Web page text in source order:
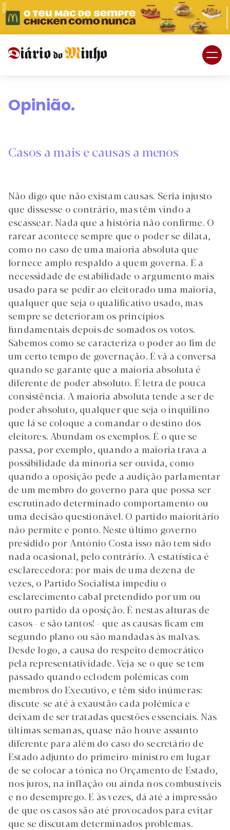
PUB.
Braga
Internacional
Login
Subscreva DM
Opinião.
Casos a mais e causas a menos
Não digo que não existam causas. Seria injusto
que dissesse o contrário, mas têm vindo a
escassear. Nada que a história não confirme. O
rarear acontece sempre que o poder se dilata,
como no caso de uma maioria absoluta que
fornece amplo respaldo a quem governa. É a
necessidade de estabilidade o argumento mais
usado para se pedir ao eleitorado uma maioria,
qualquer que seja o qualificativo usado, mas
sempre se deterioram os princípios
fundamentais depois de somados os votos.
Sabemos como se caracteriza o poder ao fim de
um certo tempo de governação. É vã a conversa
quando se garante que a maioria absoluta é
diferente de poder absoluto. É letra de pouca
consistência. A maioria absoluta tende a ser de
poder absoluto, qualquer que seja o inquilino
que lá se coloque a comandar o destino dos
eleitores. Abundam os exemplos. É o que se
passa, por exemplo, quando a maioria trava a
possibilidade da minoria ser ouvida, como
quando a oposição pede a audição parlamentar
de um membro do governo para que possa ser
escrutinado determinado comportamento ou
uma decisão questionável. O partido maioritário
não permite e ponto. Neste último governo
presidido por António Costa isso não tem sido
nada ocasional, pelo contrário. A estatística é
esclarecedora: por mais de uma dezena de
vezes, o Partido Socialista impediu o
esclarecimento cabal pretendido por um ou
outro partido da oposição. É nestas alturas de
casos - e são tantos! - que as causas ficam em
segundo plano ou são mandadas às malvas.
Desde logo, a causa do respeito democrático
pela representatividade. Veja-se o que se tem
passado quando eclodem polémicas com
membros do Executivo, e têm sido inúmeras:
discute-se até à exaustão cada polémica e
deixam de ser tratadas questões essenciais. Nas
últimas semanas, quase não houve assunto
diferente para além do caso do secretário de
Estado adjunto do primeiro-ministro em lugar
de se colocar a tónica no Orçamento de Estado,
nos juros, na inflação ou ainda nos combustíveis
e no desemprego. E às vezes, dá até a impressão
de que os casos são até provocados para evitar
que se discutam determinados problemas.